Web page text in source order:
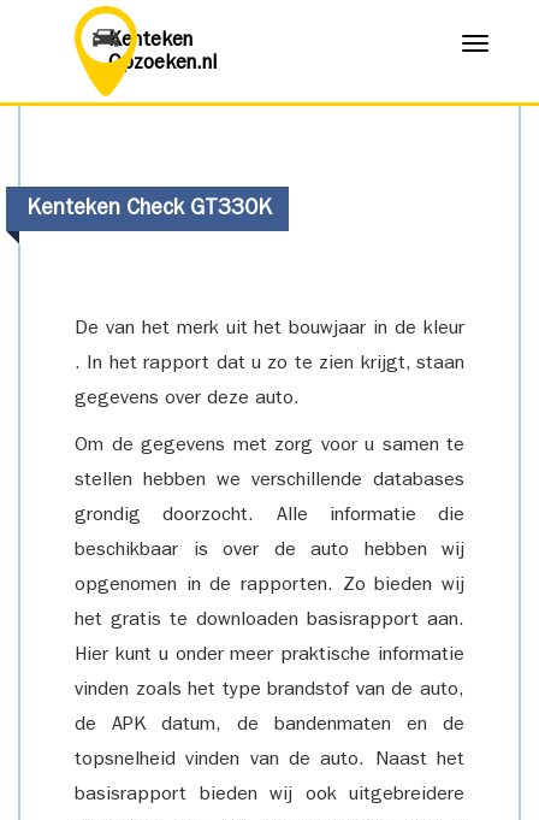
Kenteken
Opzoeken.nl
Menu
Kenteken Check GT330K
De van het merk uit het bouwjaar in de kleur
. In het rapport dat u zo te zien krijgt, staan
gegevens over deze auto.
Om de gegevens met zorg voor u samen te
stellen hebben we verschillende databases
grondig doorzocht. Alle informatie die
beschikbaar is over de auto hebben wij
opgenomen in de rapporten. Zo bieden wij
het gratis te downloaden basisrapport aan.
Hier kunt u onder meer praktische informatie
vinden zoals het type brandstof van de auto,
de APK datum, de bandenmaten en de
topsnelheid vinden van de auto. Naast het
basisrapport bieden wij ook uitgebreidere